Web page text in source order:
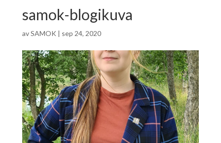
samok-blogikuva
avSAMOK | sep 24, 2020